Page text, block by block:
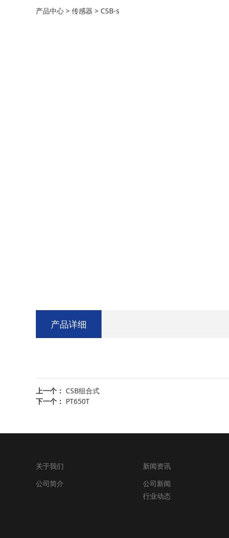
CSB-s
产品中心 > 传感器 > CSB-s
产品详细
上一个： CSB组合式
下一个： PT650T
关于我们
公司简介
新闻资讯
公司新闻
行业动态